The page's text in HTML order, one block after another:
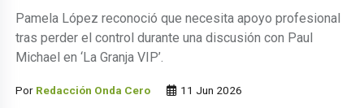
Pamela López reconoció que necesita apoyo profesional
tras perder el control durante una discusión con Paul
Michael en ‘La Granja VIP’.
Por Redacción Onda Cero 11 Jun 2026